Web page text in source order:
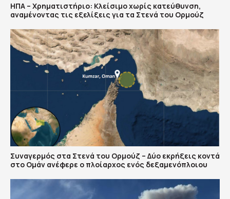
ΗΠΑ – Χρηματιστήριο: Κλείσιμο χωρίς κατεύθυνση,
αναμένοντας τις εξελίξεις για τα Στενά του Ορμούζ
Συναγερμός στα Στενά του Ορμούζ – Δύο εκρήξεις κοντά
στο Ομάν ανέφερε ο πλοίαρχος ενός δεξαμενόπλοιου